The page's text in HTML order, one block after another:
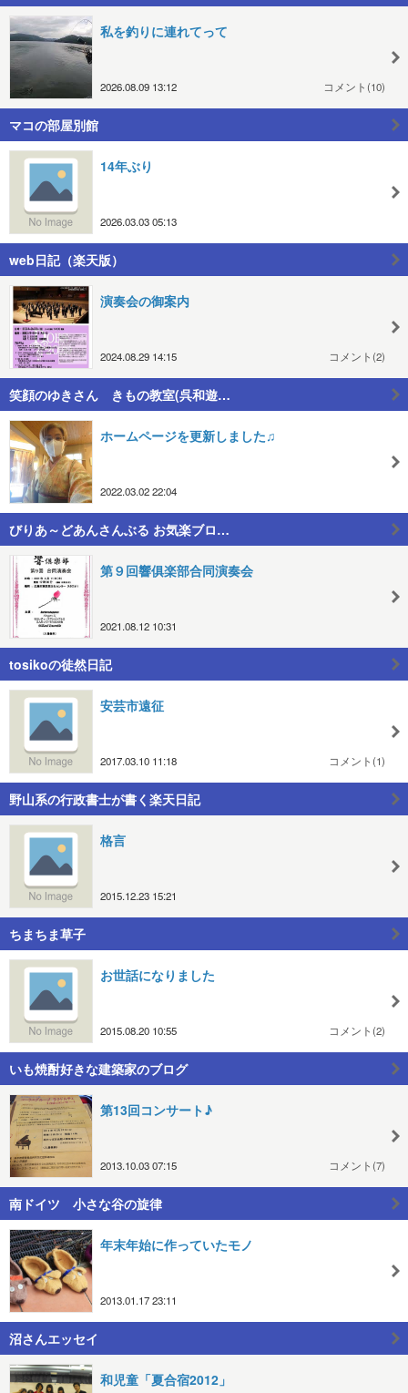
私を釣りに連れてって
2026.08.09 13:12 コメント(10)
マコの部屋別館
14年ぶり
2026.03.03 05:13
web日記（楽天版）
演奏会の御案内
2024.08.29 14:15 コメント(2)
笑顔のゆきさん きもの教室(呉和遊…
ホームページを更新しました♫
2022.03.02 22:04
びりあ～どあんさんぶる お気楽ブロ…
第９回響俱楽部合同演奏会
2021.08.12 10:31
tosikoの徒然日記
安芸市遠征
2017.03.10 11:18 コメント(1)
野山系の行政書士が書く楽天日記
格言
2015.12.23 15:21
ちまちま草子
お世話になりました
2015.08.20 10:55 コメント(2)
いも焼酎好きな建築家のブログ
第13回コンサート♪
2013.10.03 07:15 コメント(7)
南ドイツ 小さな谷の旋律
年末年始に作っていたモノ
2013.01.17 23:11
沼さんエッセイ
和児童「夏合宿2012」